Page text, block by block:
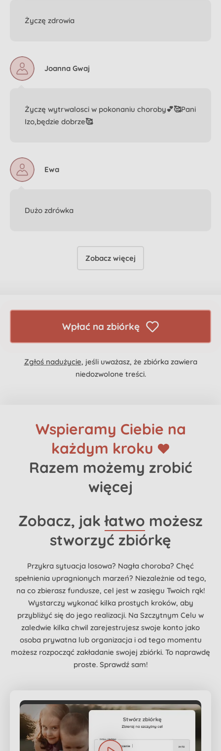
Życzę zdrowia
Joanna Gwaj
Życzę wytrwalosci w pokonaniu choroby💕🥰Pani
Izo,będzie dobrze🥰
Ewa
Dużo zdrówka
Zobacz więcej
Wpłać na zbiórkę
Zgłoś nadużycie, jeśli uważasz, że zbiórka zawiera
niedozwolone treści.
Wspieramy Ciebie na
każdym kroku
Razem możemy zrobić
więcej
Zobacz, jakłatwo możesz
stworzyć zbiórkę
Przykra sytuacja losowa? Nagła choroba? Chęć
spełnienia upragnionych marzeń? Niezależnie od tego,
na co zbierasz fundusze, cel jest w zasięgu Twoich rąk!
Wystarczy wykonać kilka prostych kroków, aby
przybliżyć się do jego realizacji. Na Szczytnym Celu w
zaledwie kilka chwil zarejestrujesz swoje konto jako
osoba prywatna lub organizacja i od tego momentu
możesz rozpocząć zakładanie swojej zbiórki. To naprawdę
proste. Sprawdź sam!